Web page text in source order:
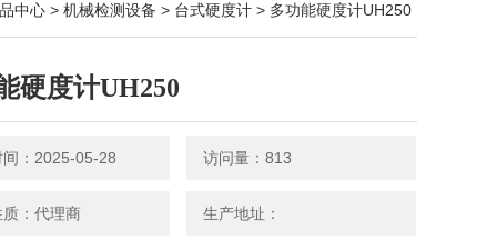
中心 > 机械检测设备 > 台式硬度计 > 多功能硬度计UH250
硬度计UH250
间：2025-05-28 访问量：813
质：代理商 生产地址：